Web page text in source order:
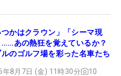
つかはクラウン」「シーマ現
あの熱狂を覚えているか？
のゴルフ場を彩った名車たち
年8月7日 (金) 11時30分 10